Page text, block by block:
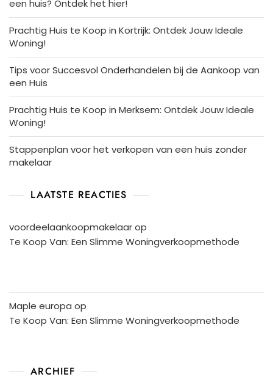
een huis? Ontdek het hier!
Prachtig Huis te Koop in Kortrijk: Ontdek Jouw Ideale
Woning!
Tips voor Succesvol Onderhandelen bij de Aankoop van
een Huis
Prachtig Huis te Koop in Merksem: Ontdek Jouw Ideale
Woning!
Stappenplan voor het verkopen van een huis zonder
makelaar
LAATSTE REACTIES
voordeelaankoopmakelaarop
Te Koop Van: Een Slimme Woningverkoopmethode
Maple europa op
Te Koop Van: Een Slimme Woningverkoopmethode
ARCHIEF